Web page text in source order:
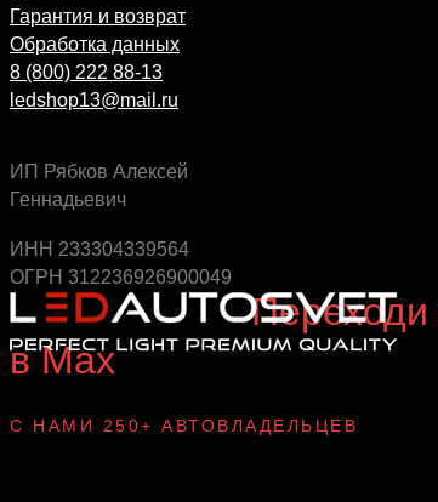
новинок и новых поступлений на склад
Будь с нами!Переходи
в Maxканал Ledautosvet
С НАМИ 250+ АВТОВЛАДЕЛЬЦЕВ
Гарантия и возврат
Обработка данных
8 (800) 222 88-13
ledshop13@mail.ru
ИП Рябков Алексей
Геннадьевич
ИНН 233304339564
ОГРН 312236926900049